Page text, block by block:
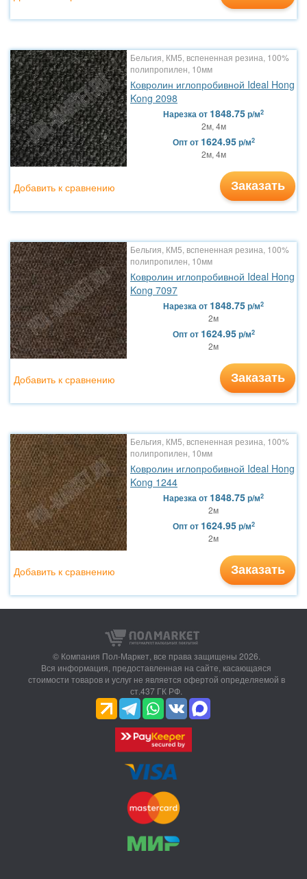
Бельгия, КМ5, вспененная резина, 100%
полипропилен, 10мм
Ковролин иглопробивной Ideal Hong
Kong 2098
Нарезкаот 1848.75р/м2
2м, 4м
Оптот 1624.95р/м2
2м, 4м
Заказать
Добавить к сравнению
Бельгия, КМ5, вспененная резина, 100%
полипропилен, 10мм
Ковролин иглопробивной Ideal Hong
Kong 7097
Нарезкаот 1848.75р/м2
2м
Оптот 1624.95р/м2
2м
Заказать
Добавить к сравнению
Бельгия, КМ5, вспененная резина, 100%
полипропилен, 10мм
Ковролин иглопробивной Ideal Hong
Kong 1244
Нарезкаот 1848.75р/м2
2м
Оптот 1624.95р/м2
2м
Заказать
Добавить к сравнению
© Компания Пол-Маркет, все права защищены 2026.
Вся информация, предоставленная на сайте, касающаяся
стоимости товаров и услуг не является офертой определяемой в
ст.437 ГК РФ.